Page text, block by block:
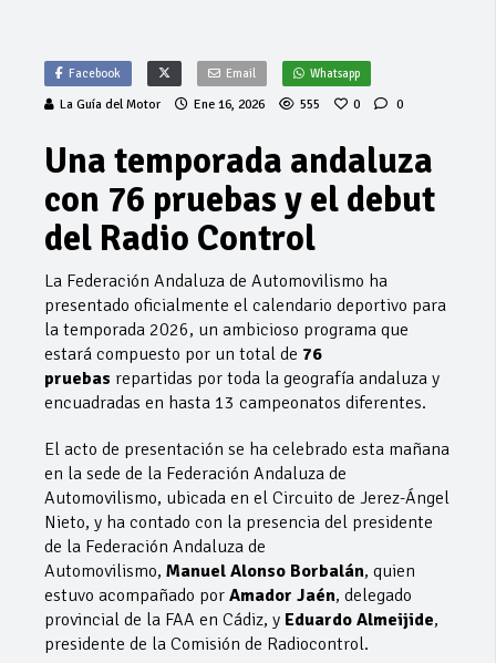
Facebook Email Whatsapp
La Guía del Motor Ene 16, 2026 555 0 0
Una temporada andaluza
con 76 pruebas y el debut
del Radio Control
La Federación Andaluza de Automovilismo ha
presentado oficialmente el calendario deportivo para
la temporada 2026, un ambicioso programa que
estará compuesto por un total de 76
pruebas repartidas por toda la geografía andaluza y
encuadradas en hasta 13 campeonatos diferentes.
El acto de presentación se ha celebrado esta mañana
en la sede de la Federación Andaluza de
Automovilismo, ubicada en el Circuito de Jerez-Ángel
Nieto, y ha contado con la presencia del presidente
de la Federación Andaluza de
Automovilismo, Manuel Alonso Borbalán, quien
estuvo acompañado por Amador Jaén, delegado
provincial de la FAA en Cádiz, y Eduardo Almeijide,
presidente de la Comisión de Radiocontrol.